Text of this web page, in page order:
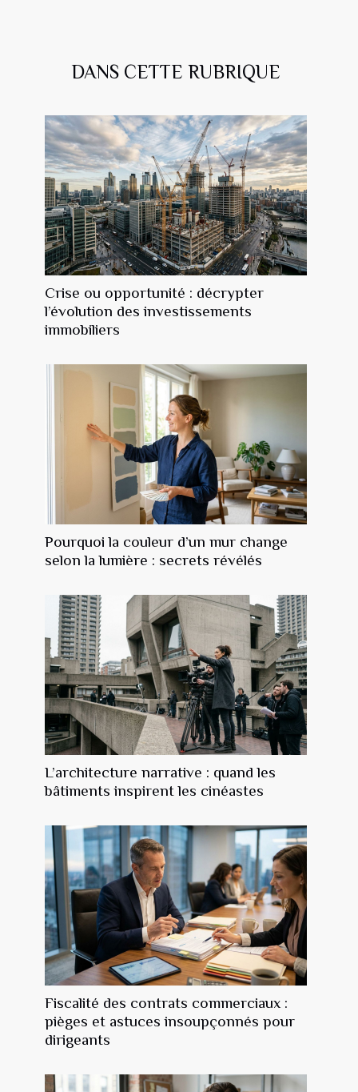
DANS CETTE RUBRIQUE
Crise ou opportunité : décrypter
l’évolution des investissements
immobiliers
Pourquoi la couleur d’un mur change
selon la lumière : secrets révélés
L’architecture narrative : quand les
bâtiments inspirent les cinéastes
Fiscalité des contrats commerciaux :
pièges et astuces insoupçonnés pour
dirigeants